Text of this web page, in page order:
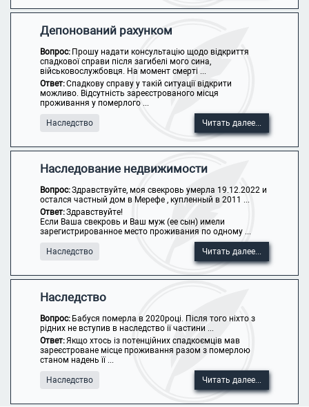
Депонований рахунком
Вопрос: Прошу надати консультацію щодо відкриття
спадкової справи після загибелі мого сина,
військовослужбовця. На момент смерті ...
Ответ:Спадкову справу у такій ситуації відкрити
можливо. Відсутність зареєстрованого місця
проживання у померлого ...
Наследство Читать далее...
Наследование недвижимости
Вопрос:Здравствуйте, моя свекровь умерла 19.12.2022 и
остался частный дом в Мерефе , купленный в 2011 ...
Ответ:Здравствуйте!
Если Ваша свекровь и Ваш муж (ее сын) имели
зарегистрированное место проживания по одному ...
Наследство Читать далее...
Наследство
Вопрос: Бабуся померла в 2020році. Після того ніхто з
рідних не вступив в наследство ії частини ...
Ответ:Якщо хтось із потенційних спадкоємців мав
зареєстроване місце проживання разом з померлою
станом надень її ...
Наследство Читать далее...